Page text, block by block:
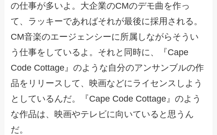
の仕事が多いよ。大企業のCMのデモ曲を作っ
て、ラッキーであればそれが最後に採用される。
CM音楽のエージェンシーに所属しながらそうい
う仕事をしているよ。それと同時に、『Cape
Code Cottage』のような自分のアンサンブルの作
品をリリースして、映画などにライセンスしよう
としているんだ。『Cape Code Cottage』のよう
な作品は、映画やテレビに向いていると思うん
だ。